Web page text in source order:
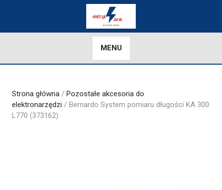
MENU
Strona główna / Pozostałe akcesoria do
elektronarzędzi / Bernardo System pomiaru długości KA 300
L770 (373162)